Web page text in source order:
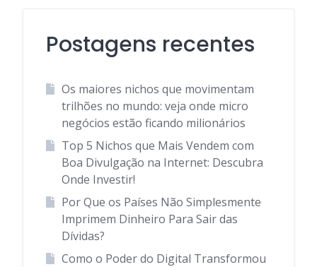
Postagens recentes
Os maiores nichos que movimentam
trilhões no mundo: veja onde micro
negócios estão ficando milionários
Top 5 Nichos que Mais Vendem com
Boa Divulgação na Internet: Descubra
Onde Investir!
Por Que os Países Não Simplesmente
Imprimem Dinheiro Para Sair das
Dívidas?
Como o Poder do Digital Transformou